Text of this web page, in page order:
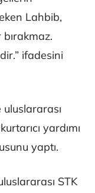
Lahbib,
ifadesini
uluslararası
yardımı
yaptı.
STK